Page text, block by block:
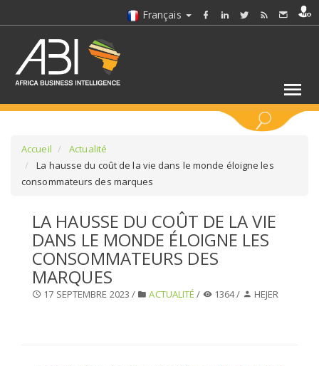
Français
SÉLECTIONNEZ UN DOSSIER
SELECTIONNEZ UNE SECTION
Accueil
Actualité
La hausse du coût de la vie dans le monde éloigne les
consommateurs des marques
LA HAUSSE DU COÛT DE LA VIE
DANS LE MONDE ÉLOIGNE LES
CONSOMMATEURS DES
MARQUES
17 SEPTEMBRE 2023 / ACTUALITÉ / 1364 / HEJER